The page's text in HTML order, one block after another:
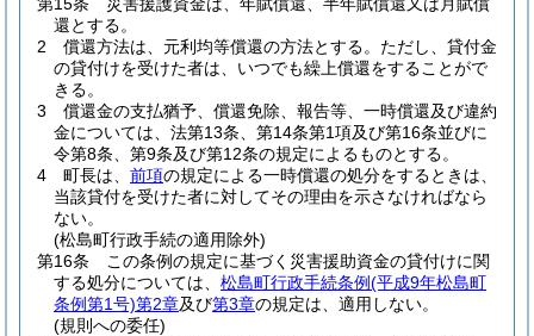
還とする。
2
償還方法は、元利均等償還の方法とする。 ただし、貸付金
の貸付けを受けた者は、いつでも繰上償還をすることがで
きる。
3
償還金の支払猶予、償還免除、報告等、一時償還及び違約
金については、法第13条、第14条第1項及び第16条並びに
令第8条、第9条及び第12条の規定によるものとする。
4
町長は、 前項の規定による一時償還の処分をするときは、
当該貸付を受けた者に対してその理由を示さなければなら
ない。
(松島町行政手続の適用除外)
第16条
この条例の規定に基づく災害援助資金の貸付けに関
する処分については、 松島町行政手続条例(平成9年松島町
条例第1号)第2章及び第3章の規定は、適用しない。
(規則への委任)